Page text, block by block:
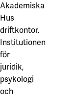
Akademiska
Hus
driftkontor.
Institutionen
för
juridik,
psykologi
och